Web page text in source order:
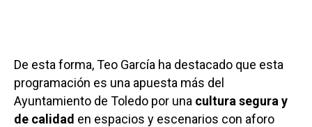
De esta forma, Teo García ha destacado que esta
programación es una apuesta más del
Ayuntamiento de Toledo por una cultura segura y
de calidad en espacios y escenarios con aforo